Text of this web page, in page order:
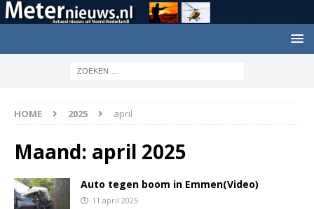
HOME 2025 april
Maand: april 2025
Auto tegen boom in Emmen(Video)
11 april 2025